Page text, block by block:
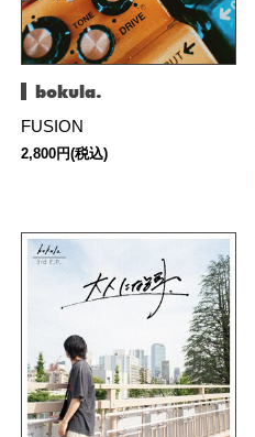
bokula.
FUSION
2,800円(税込)